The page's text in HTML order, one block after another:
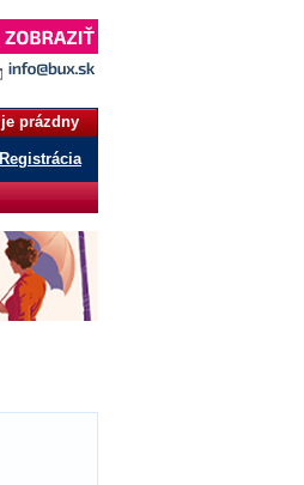
je prázdny
Registrácia